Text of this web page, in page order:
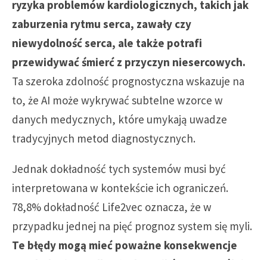
ryzyka problemów kardiologicznych, takich jak
zaburzenia rytmu serca, zawały czy
niewydolność serca, ale także potrafi
przewidywać śmierć z przyczyn niesercowych.
Ta szeroka zdolność prognostyczna wskazuje na
to, że AI może wykrywać subtelne wzorce w
danych medycznych, które umykają uwadze
tradycyjnych metod diagnostycznych.
Jednak dokładność tych systemów musi być
interpretowana w kontekście ich ograniczeń.
78,8% dokładność Life2vec oznacza, że w
przypadku jednej na pięć prognoz system się myli.
Te błędy mogą mieć poważne konsekwencje